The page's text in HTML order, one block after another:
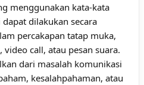
menggunakan kata-kata
dilakukan secara
percakapan tatap muka,
call, atau pesan suara.
dari masalah komunikasi
kesalahpahaman, atau